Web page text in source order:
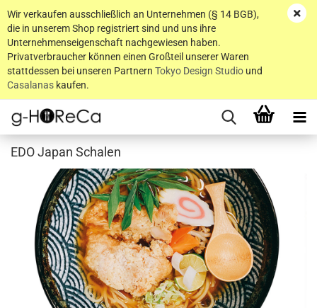
Wir verkaufen ausschließlich an Unternehmen (§ 14 BGB),
die in unserem Shop registriert sind und uns ihre
Unternehmenseigenschaft nachgewiesen haben.
Privatverbraucher können einen Großteil unserer Waren
stattdessen bei unseren Partnern Tokyo Design Studio und
Casalanas kaufen.
EDO Japan Schalen